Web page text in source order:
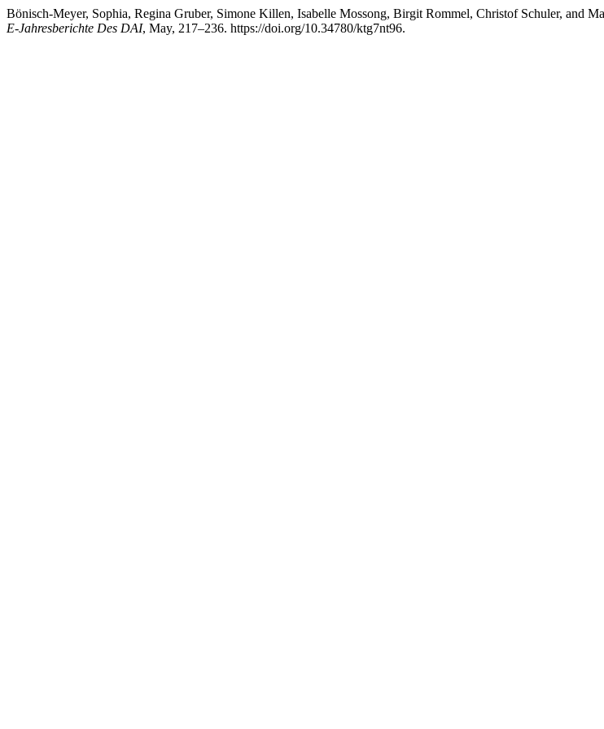
Bönisch-Meyer, Sophia, Regina Gruber, Simone Killen, Isabelle Mossong, Birgit Rommel, Christof Schuler, and
E-Jahresberichte Des DAI, May, 217–236. https://doi.org/10.34780/ktg7nt96.